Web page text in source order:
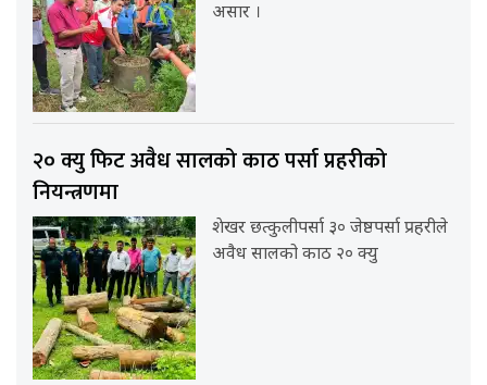
असार ।
२० क्यु फिट अवैध सालको काठ पर्सा प्रहरीको
नियन्त्रणमा
शेखर छत्कुलीपर्सा ३० जेष्ठपर्सा प्रहरीले
अवैध सालको काठ २० क्यु